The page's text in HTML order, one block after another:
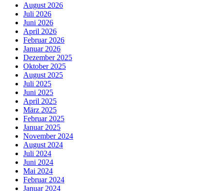
August 2026
Juli 2026
Juni 2026
April 2026
Februar 2026
Januar 2026
Dezember 2025
Oktober 2025
August 2025
Juli 2025
Juni 2025
April 2025
März 2025
Februar 2025
Januar 2025
November 2024
August 2024
Juli 2024
Juni 2024
Mai 2024
Februar 2024
Januar 2024